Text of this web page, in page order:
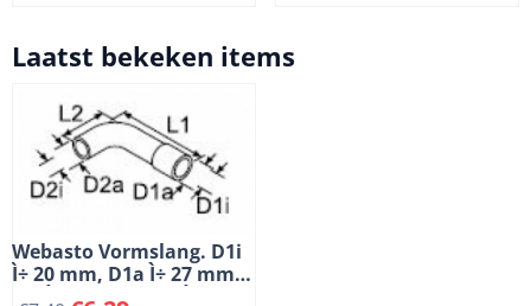
Laatst bekeken items
Webasto Vormslang. D1i
Ì÷ 20 mm, D1a Ì÷ 27 mm,
D2i Ì÷ 18 mm, D2a Ì÷ 25